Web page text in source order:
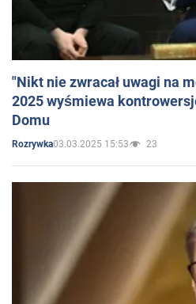
"Nikt nie zwracał uwagi na
2025 wyśmiewa
Domu
Rozrywka03.03.2025 15:53 23